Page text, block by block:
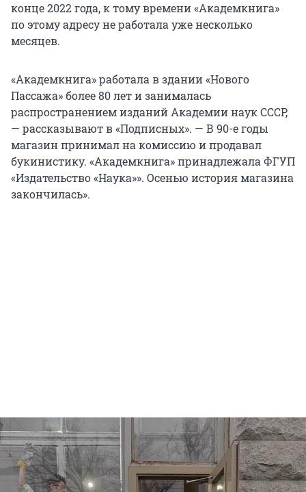
конце 2022 года, к тому времени «Академкнига»
по этому адресу не работала уже несколько
месяцев.
«Академкнига» работала в здании «Нового
Пассажа» более 80 лет и занималась
распространением изданий Академии наук СССР,
— рассказывают в «Подписных». — В 90-е годы
магазин принимал на комиссию и продавал
букинистику. «Академкнига» принадлежала ФГУП
«Издательство «Наука»». Осенью история магазина
закончилась».